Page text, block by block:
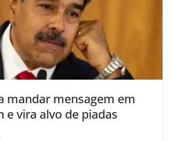
mandar mensagem em
e vira alvo de piadas